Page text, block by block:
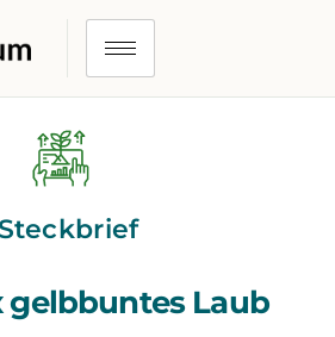
Steckbrief
gelbbuntes Laub